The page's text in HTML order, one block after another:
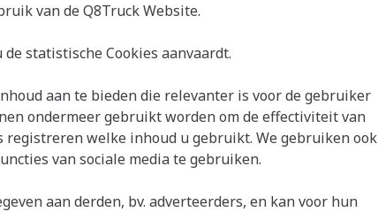
van de Q8Truck Website.
statistische Cookies aanvaardt.
aan te bieden die relevanter is voor de gebruiker
ondermeer gebruikt worden om de effectiviteit van
registreren welke inhoud u gebruikt. We gebruiken ook
van sociale media te gebruiken.
aan derden, bv. adverteerders, en kan voor hun